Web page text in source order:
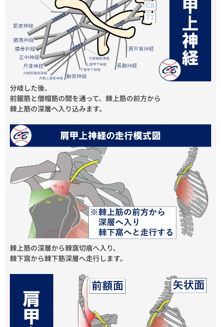
分岐した後、
前鋸筋と僧帽筋の間を通って、棘上筋の前方から
棘上筋の深層へ入り込みます。
棘上筋の深層から棘窩切痕へ入り、
棘下窩から棘下筋深層へ走行します。